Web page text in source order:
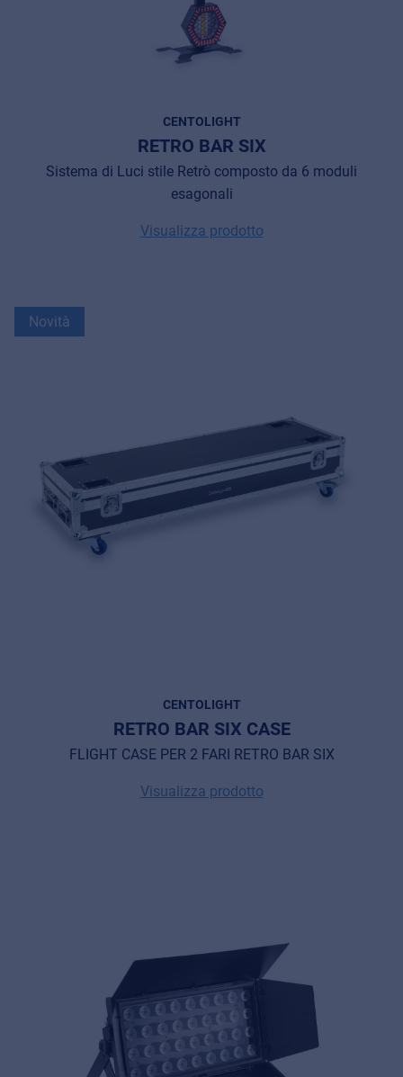
CENTOLIGHT
RETRO BAR SIX
Sistema di Luci stile Retrò composto da 6 moduli
esagonali
Visualizza prodotto
Novità
CENTOLIGHT
RETRO BAR SIX CASE
FLIGHT CASE PER 2 FARI RETRO BAR SIX
Visualizza prodotto